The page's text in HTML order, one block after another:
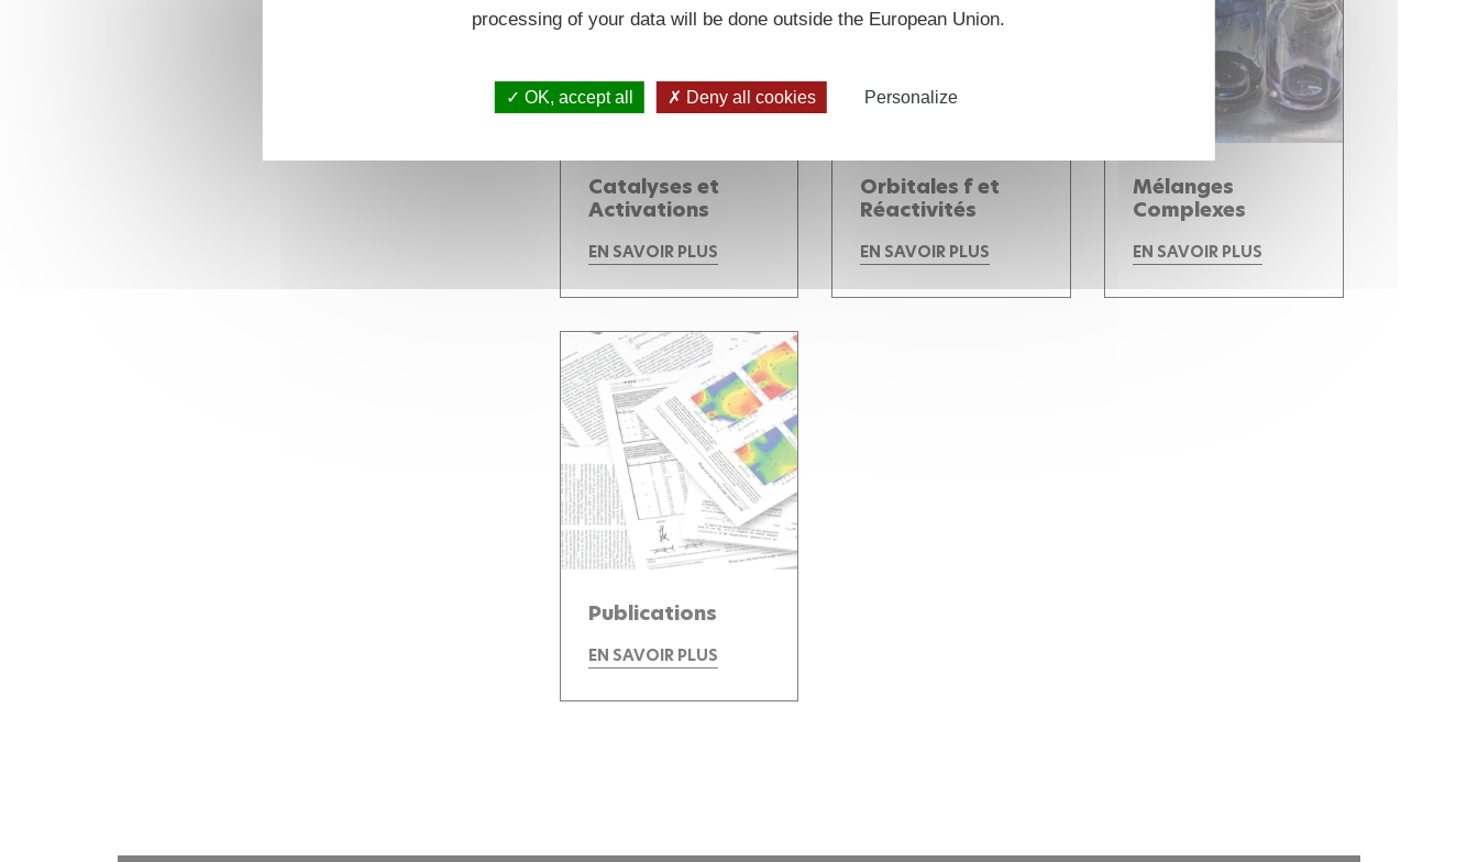
Catalyses et
Activations
EN SAVOIR PLUS
Orbitales f et
Réactivités
EN SAVOIR PLUS
Mélanges
Complexes
EN SAVOIR PLUS
Publications
EN SAVOIR PLUS
processing of your data will be done outside the European Union.
OK, accept all Deny all cookies Personalize